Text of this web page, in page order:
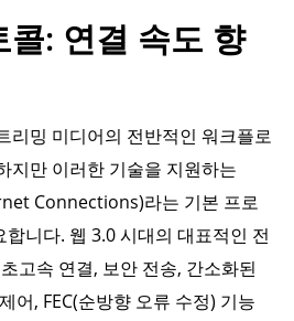
콜: 연결 속도 향
리밍 미디어의 전반적인 워크플로
지만 이러한 기술을 지원하는
Connections)라는 기본 프로
니다. 웹 3.0 시대의 대표적인 전
고속 연결, 보안 전송, 간소화된
어, FEC(순방향 오류 수정) 기능